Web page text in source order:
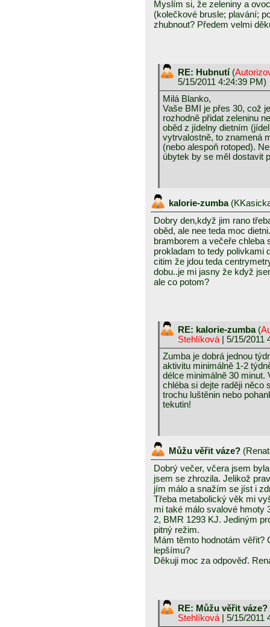
Myslím si, že zeleniny a
(kolečkové brusle; plavání;
zhubnout? Předem velmi
RE: Hubnutí (
5/15/2011 4:24:39 PM)
Milá Blanko,
Vaše BMI je přes 30, což
rozhodně přidat zeleninu
oběd z jídelny dietním
vytrvalostně, to znamená
(nebo alespoň rotoped).
úbytek by se měl dostavit
kalorie-zumba (
Dobry den,když jim rano
oběd, ale nee teda moc
bramborem a večeře chleba
prokladam to tedy polivkami
citim že jdou teda
dobu..je mi jasny že když
ale co potom?
RE: kalorie-zumba (
Stehlíková | 5/15/2011
Zumba je dobrá jednou
aktivitu minimálně 1-2
délce minimálně 30
chléba si dejte raději
trochu luštěnin nebo
tekutin!
Můžu věřit váze? (
Dobrý večer, včera jsem
jsem se zhrozila. Jelikož
jím málo a snažím se jíst i
Třeba metabolický věk mi
mi také málo svalové hmoty
2, BMR 1293 KJ. Jediným
pitný režim.
Mám těmto hodnotám věřit?
lepšímu?
Děkuji moc za odpověď.
RE: Můžu věřit váze?
Stehlíková | 5/15/2011